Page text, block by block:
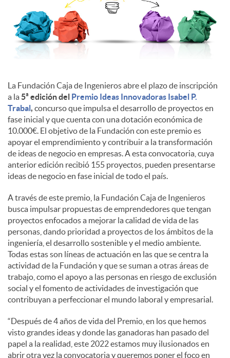
s
La Fundación Caja de Ingenieros abre el plazo de inscripción
a la5ª edición del
Premio Ideas Innovadoras Isabel P.
Trabal , concurso que impulsa el desarrollo de proyectos en
fase inicial y que cuenta con una dotación económica de
10.000€. El objetivo de la Fundación con este premio es
apoyar el emprendimiento y contribuir a la transformación
de ideas de negocio en empresas. A esta convocatoria, cuya
anterior edición recibió 155 proyectos, pueden presentarse
ideas de negocio en fase inicial de todo el país.
A través de este premio, la Fundación Caja de Ingenieros
busca impulsar propuestas de emprendedores que tengan
proyectos enfocados a mejorar la calidad de vida de las
personas, dando prioridad a proyectos de los ámbitos de la
ingeniería, el desarrollo sostenible y el medio ambiente.
Todas estas son líneas de actuación en las que se centra la
actividad de la Fundación y que se suman a otras áreas de
trabajo, como el apoyo a las personas en riesgo de exclusión
social y el fomento de actividades de investigación que
contribuyan a perfeccionar el mundo laboral y empresarial.
“Después de 4 años de vida del Premio, en los que hemos
visto grandes ideas y donde las ganadoras han pasado del
papel a la realidad, este 2022 estamos muy ilusionados en
abrir otra vez la convocatoria y queremos poner el foco en